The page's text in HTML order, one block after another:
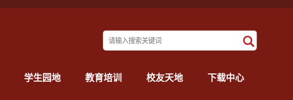
学生园地 教育培训 校友天地 下载中心